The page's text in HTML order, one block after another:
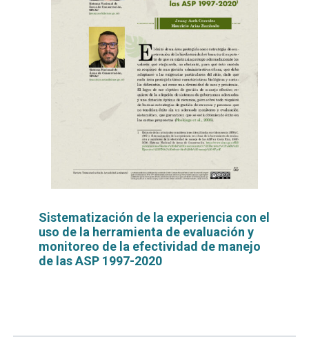
Sistematización de la experiencia con el
uso de la herramienta de evaluación y
monitoreo de la efectividad de manejo
de las ASP 1997-2020